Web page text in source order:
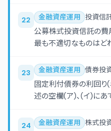
22 金融資産運用 投資信
公募株式投資信託の費
最も不適切なものはど
23 金融資産運用 債券投
固定利付債券の利回り
述の空欄(ア)、(イ)に
過利子、税金等につい
24 金融資産運用 株式投